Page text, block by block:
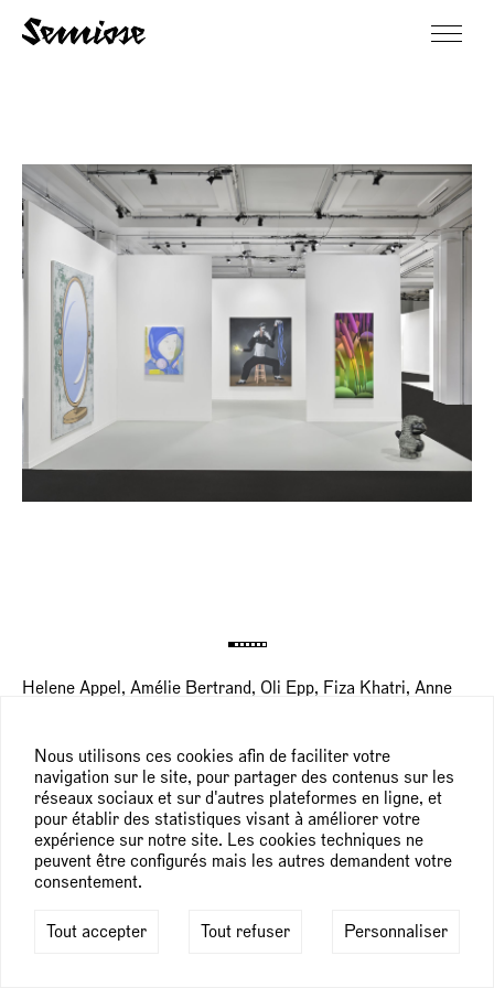
Nous utilisons ces cookies afin de faciliter votre
navigation sur le site, pour partager des contenus sur les
réseaux sociaux et sur d'autres plateformes en ligne, et
pour établir des statistiques visant à améliorer votre
expérience sur notre site. Les cookies techniques ne
peuvent être configurés mais les autres demandent votre
consentement.
Tout accepter Tout refuser Personnaliser
Helene Appel, Amélie Bertrand, Oli Epp, Fiza Khatri, Anne
Grimaldi Forum, Monaco
7 — 9 juillet 2025
Pour plus d’informations sur ces œuvres, consultez notre
preview.